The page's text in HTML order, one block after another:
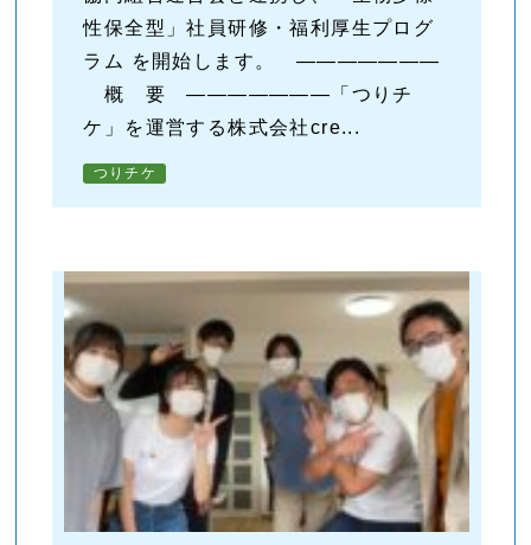
性保全型」社員研修・福利厚生プログ
ラム を開始します。 ―――――――
概 要 ―――――――「つりチ
ケ」を運営する株式会社cre...
つりチケ